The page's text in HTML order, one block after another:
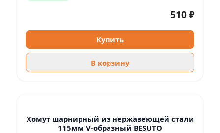
510 ₽
Купить
В корзину
Хомут шарнирный из нержавеющей стали
115мм V-образный BESUTO